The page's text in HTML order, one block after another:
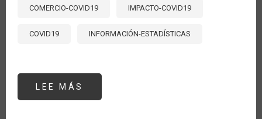
COMERCIO-COVID19 IMPACTO-COVID19
COVID19 INFORMACIÓN-ESTADÍSTICAS
LEE MÁS
PAÍSES